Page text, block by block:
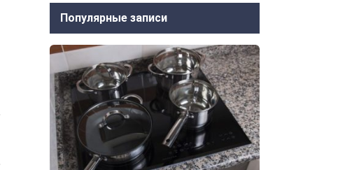
Популярные записи